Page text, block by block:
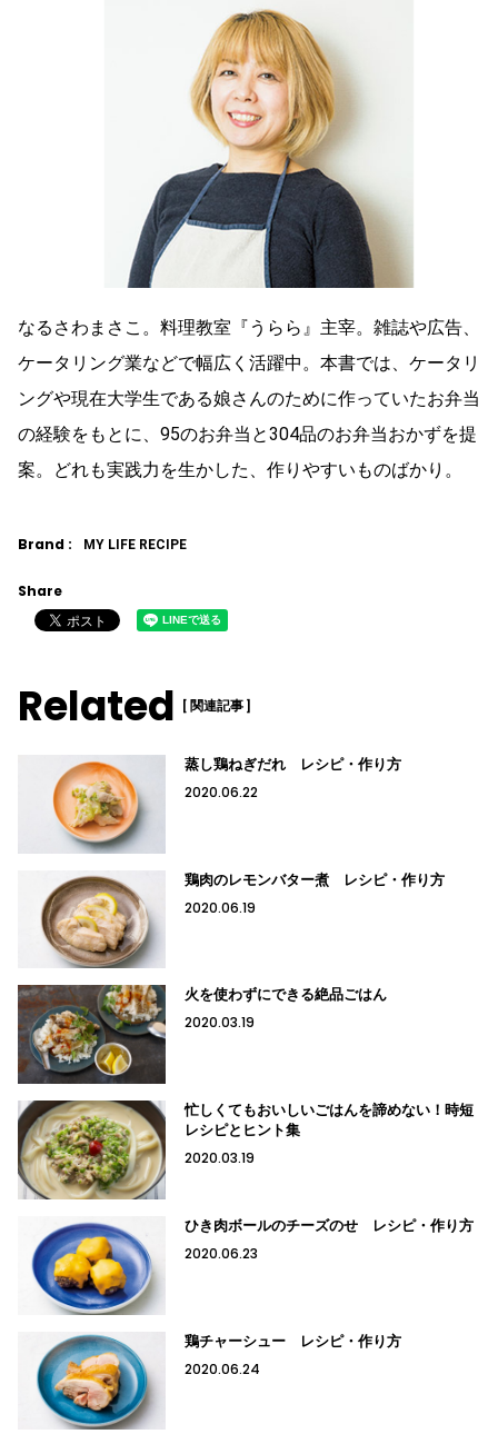
なるさわまさこ。料理教室『うらら』主宰。雑誌や広告、
ケータリング業などで幅広く活躍中。本書では、ケータリ
ングや現在大学生である娘さんのために作っていたお弁当
の経験をもとに、95のお弁当と304品のお弁当おかずを提
案。どれも実践力を生かした、作りやすいものばかり。
Brand : MY LIFE RECIPE
Share
Related [ 関連記事 ]
蒸し鶏ねぎだれ レシピ・作り方
2020.06.22
鶏肉のレモンバター煮 レシピ・作り方
2020.06.19
火を使わずにできる絶品ごはん
2020.03.19
忙しくてもおいしいごはんを諦めない！時短
レシピとヒント集
2020.03.19
ひき肉ボールのチーズのせ レシピ・作り方
2020.06.23
鶏チャーシュー レシピ・作り方
2020.06.24